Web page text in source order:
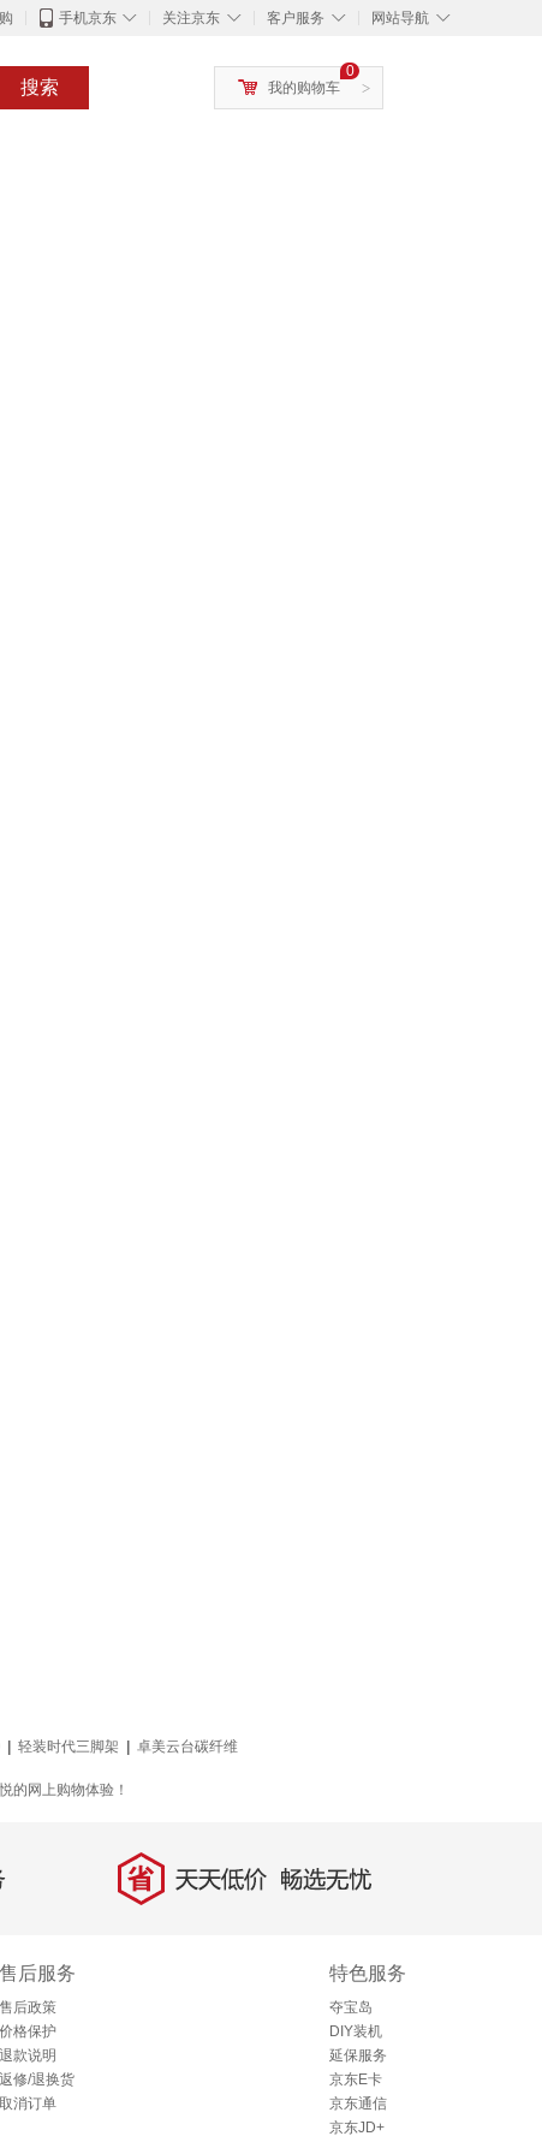
◇
手机京东 ◇
关注京东 ◇
客户服务 ◇
网站导航
搜索 >
0
我的购物车
轻装时代三脚架
卓美云台碳纤维
的网上购物体验！
省 天天低价，畅选无忧
售后服务
售后政策
价格保护
退款说明
返修/退换货
取消订单
特色服务
夺宝岛
DIY装机
延保服务
京东E卡
京东通信
京东JD+